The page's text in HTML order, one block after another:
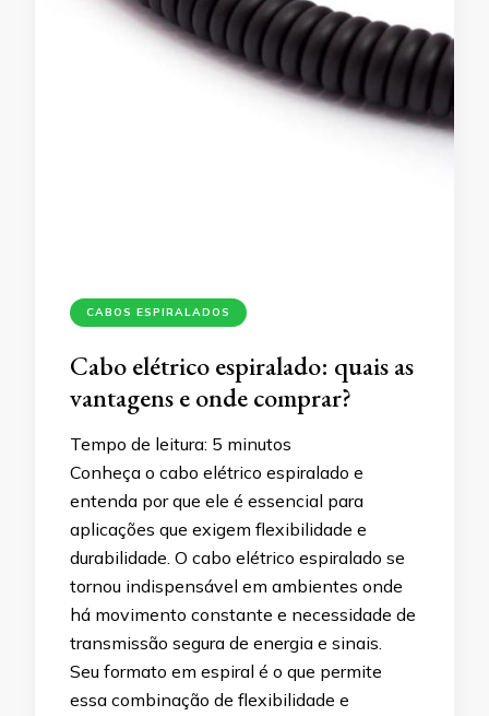
CABOS ESPIRALADOS
Cabo elétrico espiralado: quais as
vantagens e onde comprar?
Tempo de leitura: 5 minutos
Conheça o cabo elétrico espiralado e
entenda por que ele é essencial para
aplicações que exigem flexibilidade e
durabilidade. O cabo elétrico espiralado se
tornou indispensável em ambientes onde
há movimento constante e necessidade de
transmissão segura de energia e sinais.
Seu formato em espiral é o que permite
essa combinação de flexibilidade e